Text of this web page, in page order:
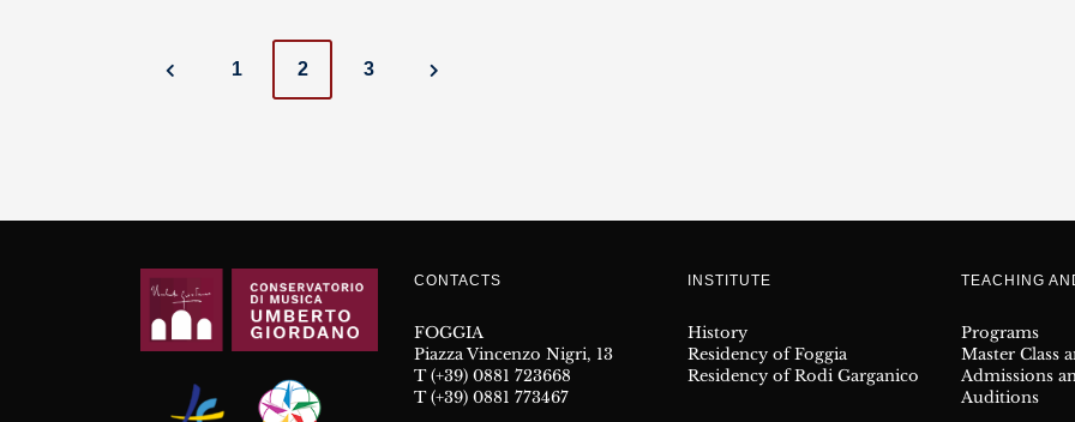
Posts
navigation
1 2 3
CONTACTS
FOGGIA
Piazza Vincenzo Nigri, 13
T (+39) 0881 723668
T (+39) 0881 773467
INSTITUTE
History
Residency of Foggia
Residency of Rodi Garganico
TEACHING
Programs
Master Class
Admissions
Auditions